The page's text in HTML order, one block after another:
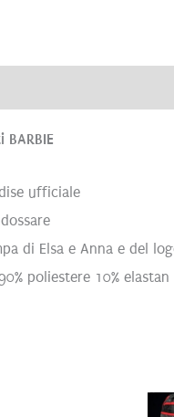
ufficiale
di Elsa e Anna e del
poliestere 10% elastan